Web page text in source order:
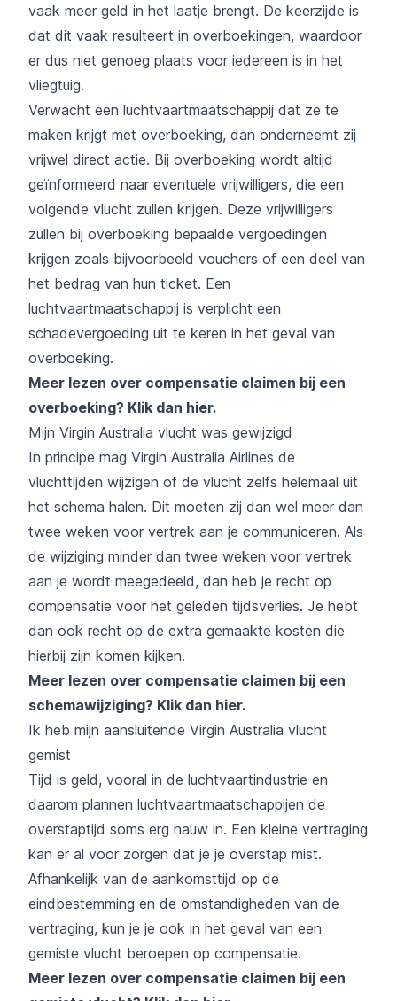
vaak meer geld in het laatje brengt. De keerzijde is
dat dit vaak resulteert in overboekingen, waardoor
er dus niet genoeg plaats voor iedereen is in het
vliegtuig.
Verwacht een luchtvaartmaatschappij dat ze te
maken krijgt met overboeking, dan onderneemt zij
vrijwel direct actie. Bij overboeking wordt altijd
geïnformeerd naar eventuele vrijwilligers, die een
volgende vlucht zullen krijgen. Deze vrijwilligers
zullen bij overboeking bepaalde vergoedingen
krijgen zoals bijvoorbeeld vouchers of een deel van
het bedrag van hun ticket. Een
luchtvaartmaatschappij is verplicht een
schadevergoeding uit te keren in het geval van
overboeking.
Meer lezen over compensatie claimen bij een
overboeking? Klik dan hier.
Mijn Virgin Australia vlucht was gewijzigd
In principe mag Virgin Australia Airlines de
vluchttijden wijzigen of de vlucht zelfs helemaal uit
het schema halen. Dit moeten zij dan wel meer dan
twee weken voor vertrek aan je communiceren. Als
de wijziging minder dan twee weken voor vertrek
aan je wordt meegedeeld, dan heb je recht op
compensatie voor het geleden tijdsverlies. Je hebt
dan ook recht op de extra gemaakte kosten die
hierbij zijn komen kijken.
Meer lezen over compensatie claimen bij een
schemawijziging? Klik dan hier.
Ik heb mijn aansluitende Virgin Australia vlucht
gemist
Tijd is geld, vooral in de luchtvaartindustrie en
daarom plannen luchtvaartmaatschappijen de
overstaptijd soms erg nauw in. Een kleine vertraging
kan er al voor zorgen dat je je overstap mist.
Afhankelijk van de aankomsttijd op de
eindbestemming en de omstandigheden van de
vertraging, kun je je ook in het geval van een
gemiste vlucht beroepen op compensatie.
Meer lezen over compensatie claimen bij een